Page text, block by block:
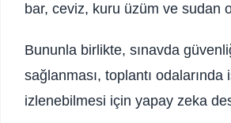
bar, ceviz, kuru üzüm ve sudan
Bununla birlikte, sınavda
sağlanması, toplantı
izlenebilmesi için yapay zeka